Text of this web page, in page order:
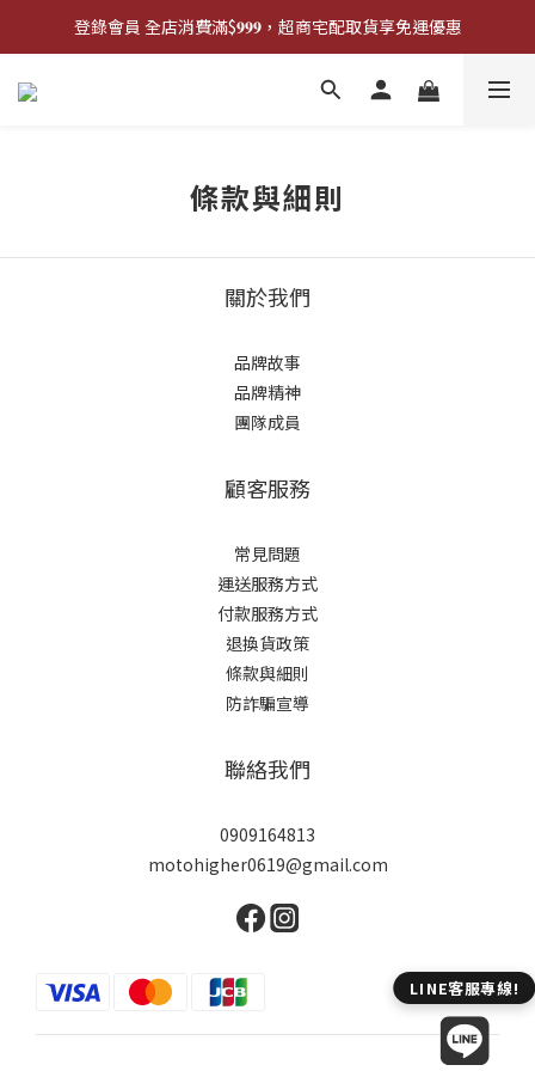
登錄會員 全店消費滿$𝟗𝟗𝟗，超商宅配取貨享免運優惠
登錄會員 全店消費滿$𝟗𝟗𝟗，超商宅配取貨享免運優惠
歡迎來門市試戴尺寸
登錄會員 全店消費滿$𝟗𝟗𝟗，超商宅配取貨享免運優惠
條款與細則
關於我們
品牌故事
品牌精神
團隊成員
顧客服務
常見問題
運送服務方式
付款服務方式
退換貨政策
條款與細則
防詐騙宣導
聯絡我們
0909164813
motohigher0619@gmail.com